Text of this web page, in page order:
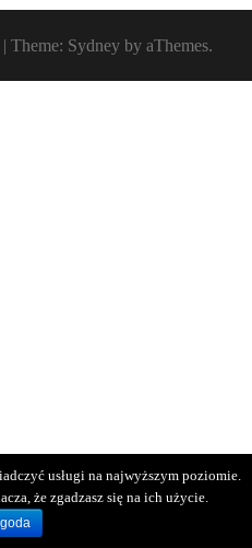
| Theme: Sydney by aThemes.
usługi na najwyższym poziomie.
że zgadzasz się na ich użycie.